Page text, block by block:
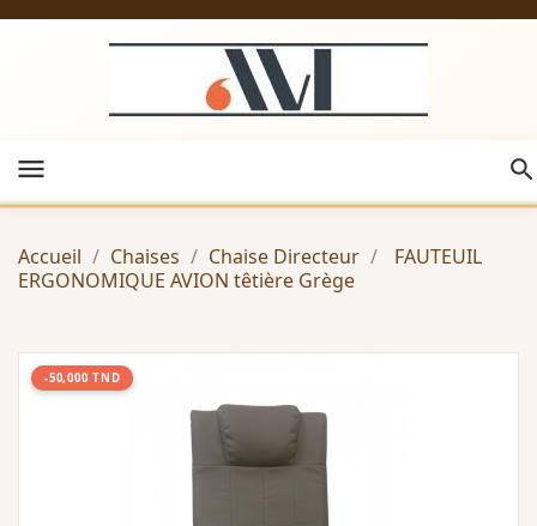
menu
Accueil Chaises Chaise Directeur
FAUTEUIL
ERGONOMIQUE AVION têtière Grège
-50,000 TND